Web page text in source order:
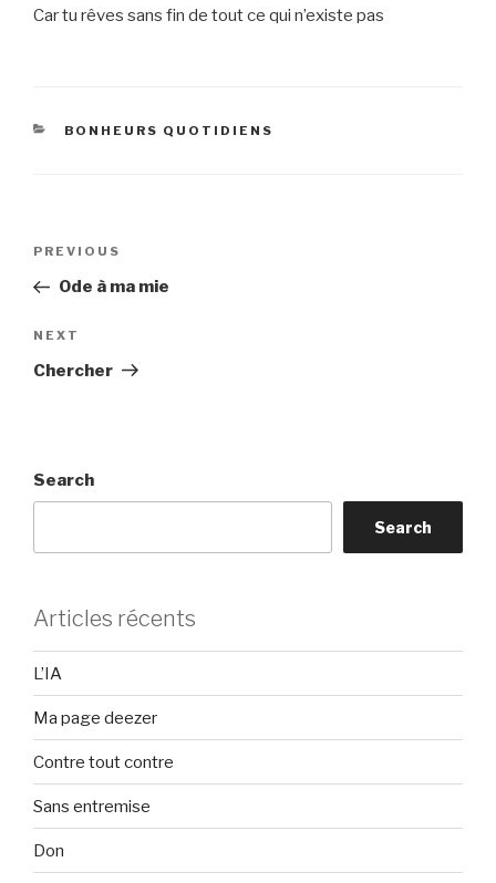
Car tu rêves sans fin de tout ce qui n’existe pas
CATEGORIES
BONHEURS QUOTIDIENS
Previous
Post
PREVIOUS
Ode à ma mie
Next
Post
NEXT
Chercher
Search
Search
Articles récents
L’IA
Ma page deezer
Contre tout contre
Sans entremise
Don